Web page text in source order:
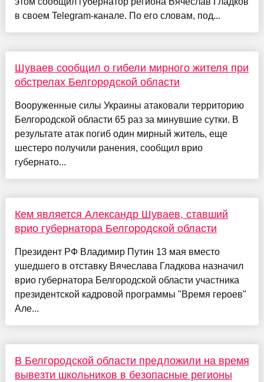
в своем Telegram-канале. По его словам, под...
Шуваев сообщил о гибели мирного жителя при
обстрелах Белгородской области
Вооруженные силы Украины атаковали территорию
Белгородской области 65 раз за минувшие сутки. В
результате атак погиб один мирный житель, еще
шестеро получили ранения, сообщил врио
губернато...
Кем является Александр Шуваев, ставший
врио губернатора Белгородской области
Президент РФ Владимир Путин 13 мая вместо
ушедшего в отставку Вячеслава Гладкова назначил
врио губернатора Белгородской области участника
президентской кадровой программы "Время героев"
Але...
В Белгородской области предложили на время
вывезти школьников в безопасные регионы